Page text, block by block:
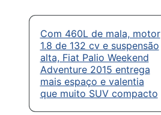
Com 460L de mala, motor
1.8 de 132 cv e suspensão
alta, Fiat Palio Weekend
Adventure 2015 entrega
mais espaço e valentia
que muito SUV compacto